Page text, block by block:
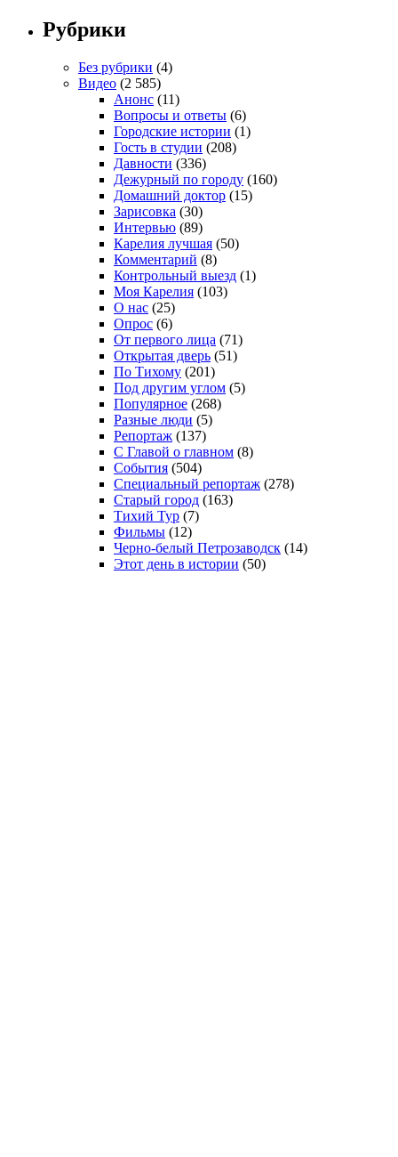
Рубрики
Без рубрики (4)
Видео (2 585)
Анонс (11)
Вопросы и ответы (6)
Городские истории (1)
Гость в студии (208)
Давности (336)
Дежурный по городу (160)
Домашний доктор (15)
Зарисовка (30)
Интервью (89)
Карелия лучшая (50)
Комментарий (8)
Контрольный выезд (1)
Моя Карелия (103)
О нас (25)
Опрос (6)
От первого лица (71)
Открытая дверь (51)
По Тихому (201)
Под другим углом (5)
Популярное (268)
Разные люди (5)
Репортаж (137)
С Главой о главном (8)
События (504)
Специальный репортаж (278)
Старый город (163)
Тихий Тур (7)
Фильмы (12)
Черно-белый Петрозаводск (14)
Этот день в истории (50)